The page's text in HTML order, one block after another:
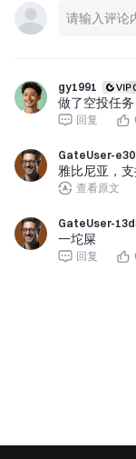
gy1991
做了空投任务
回复
GateUser-
雅比尼亚，
查看原文
GateUser-
一坨屎
回复